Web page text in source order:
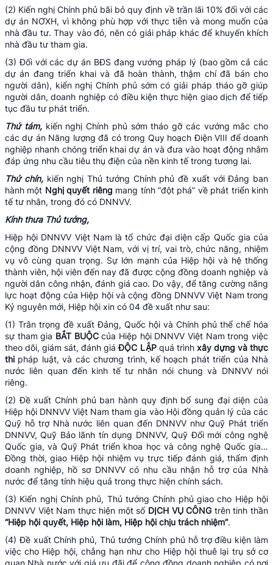
(2) Kiến nghị Chính phủ bãi bỏ quy định về trần lãi 10% đối với các
dự án NƠXH, vì không phù hợp với thực tiễn và mong muốn của
nhà đầu tư. Thay vào đó, nên có giải pháp khác để khuyến khích
nhà đầu tư tham gia.
(3) Đối với các dự án BĐS đang vướng pháp lý (bao gồm cả các
dự án đang triển khai và đã hoàn thành, thậm chí đã bán cho
người dân), kiến nghị Chính phủ sớm có giải pháp tháo gỡ giúp
người dân, doanh nghiệp có điều kiện thực hiện giao dịch để tiếp
tục đầu tư phát triển.
Thứ tám, kiến nghị Chính phủ sớm tháo gỡ các vướng mắc cho
các dự án Năng lượng đã có trong Quy hoạch Điện VIII để doanh
nghiệp nhanh chóng triển khai dự án và đưa vào hoạt động nhằm
đáp ứng nhu cầu tiêu thụ điện của nền kinh tế trong tương lai.
Thứ chín,kiến nghị Thủ tướng Chính phủ đề xuất với Đảng ban
hành một Nghị quyết riêng mang tính “đột phá” về phát triển kinh
tế tư nhân, trong đó có DNNVV.
Kính thưa Thủ tướng,
Hiệp hội DNNVV Việt Nam là tổ chức đại diện cấp Quốc gia của
cộng đồng DNNVV Việt Nam, với vị trí, vai trò, chức năng, nhiệm
vụ vô cùng quan trọng. Sự lớn mạnh của Hiệp hội và hệ thống
thành viên, hội viên đến nay đã được cộng đồng doanh nghiệp và
người dân công nhận, đánh giá cao. Do vậy, để tăng cường năng
lực hoạt động của Hiệp hội và cộng đồng DNNVV Việt Nam trong
Kỷ nguyên mới, Hiệp hội xin có 04 đề xuất như sau:
(1) Trân trọng đề xuất Đảng, Quốc hội và Chính phủ thể chế hóa
sự tham gia BẮT BUỘCcủa Hiệp hội DNNVV Việt Nam trong việc
theo dõi, giám sát, đánh giáĐỘC LẬP quá trình xây dựng và thực
thi pháp luật, và các chương trình, kế hoạch phát triển của Nhà
nước liên quan đến kinh tế tư nhân nói chung và DNNVV nói
riêng.
(2) Đề xuất Chính phủ ban hành quy định bổ sung đại diện của
Hiệp hội DNNVV Việt Nam tham gia vào Hội đồng quản lý của các
Quỹ hỗ trợ Nhà nước liên quan đến DNNVV như Quỹ Phát triển
DNNVV, Quỹ Bảo lãnh tín dụng DNNVV, Quỹ Đổi mới công nghệ
Quốc gia, và Quỹ Phát triển khoa học và công nghệ Quốc gia…
Đồng thời, giao Hiệp hội nhiệm vụ trực tiếp đánh giá, thẩm định
doanh nghiệp, hồ sơ DNNVV có nhu cầu nhận hỗ trợ của Nhà
nước để tăng tính hiệu quả trong thực hiện chính sách.
(3) Kiến nghị Chính phủ, Thủ tướng Chính phủ giao cho Hiệp hội
DNNVV Việt Nam thực hiện một số DỊCH VỤ CÔNG trên tinh thần
“Hiệp hội quyết, Hiệp hội làm, Hiệp hội chịu trách nhiệm”.
(4) Đề xuất Chính phủ, Thủ tướng Chính phủ hỗ trợ điều kiện làm
việc cho Hiệp hội, chẳng hạn như cho Hiệp hội thuê lại trụ sở cơ
quan Nhà nước với giá ưu đãi để cộng đồng doanh nghiệp có nơi